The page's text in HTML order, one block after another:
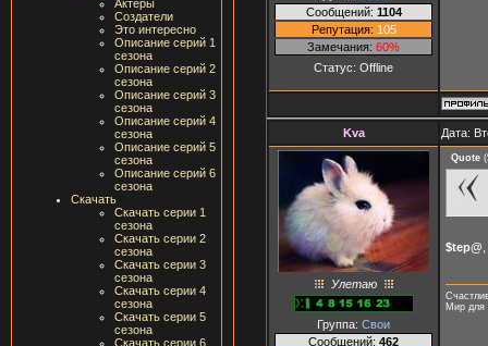
Актеры
Создатели
Это интересно
Описание серий 1
сезона
Описание серий 2
сезона
Описание серий 3
сезона
Описание серий 4
сезона
Описание серий 5
сезона
Описание серий 6
сезона
Скачать
Скачать серии 1
сезона
Скачать серии 2
сезона
Скачать серии 3
сезона
Скачать серии 4
сезона
Скачать серии 5
сезона
Скачать серии 6
Сообщений: 1104
Репутация: 105
Замечания: 60%
Статус: Offline
Kva Дата:
Улетаю
Группа: Свои
Сообщений: 462
Quote (
$tep@
Мир для